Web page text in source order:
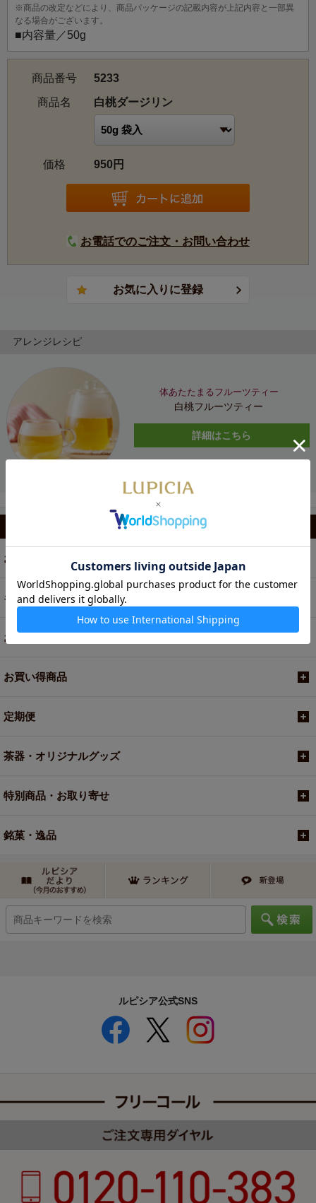
※商品の改定などにより、商品パッケージの記載内容が上記内容と一部異
なる場合がございます。
■内容量／50g
商品番号
5233
商品名
白桃ダージリン
価格 950円
お電話でのご注文・お問い合わせ
アレンジレシピ
体あたたまるフルーツティー
白桃フルーツティー
詳細はこちら
お茶
ギフト
お菓子・食品・飲料
お買い得商品
定期便
茶器・オリジナルグッズ
特別商品・お取り寄せ
銘菓・逸品
ルピシア公式SNS